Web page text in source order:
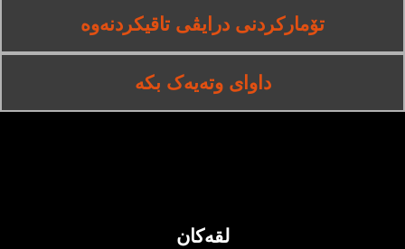
تۆمارکردنی درایڤی تاقیکردنەوە
داوای وتەیەک بکە
لقەکان